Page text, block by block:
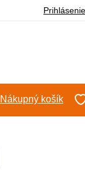
Nákupný košík